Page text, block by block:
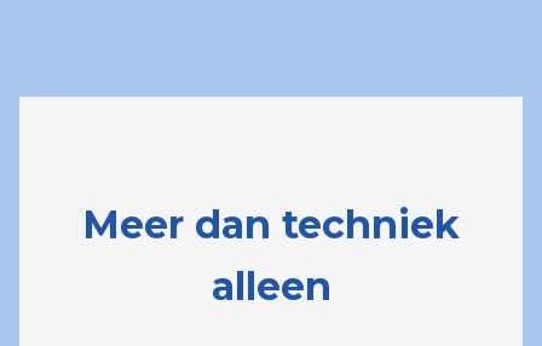
Meer dan techniek
alleen